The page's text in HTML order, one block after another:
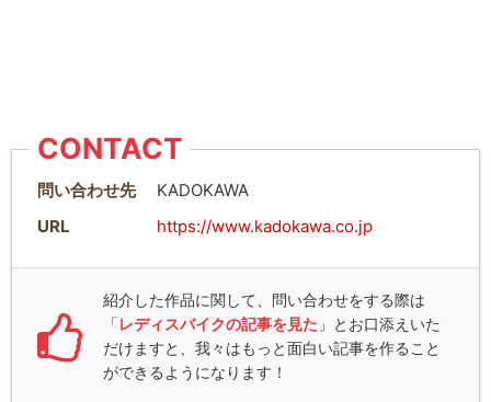
CONTACT
問い合わせ先
KADOKAWA
URL
https://www.kadokawa.co.jp
紹介した作品に関して、問い合わせをする際は
「 レディスバイクの記事を見た 」とお口添えいた
だけますと、我々はもっと面白い記事を作ること
ができるようになります！